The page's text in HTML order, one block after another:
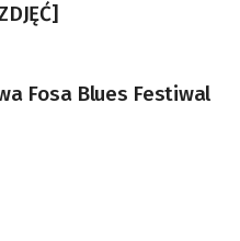
Fosa Blues Festiwal